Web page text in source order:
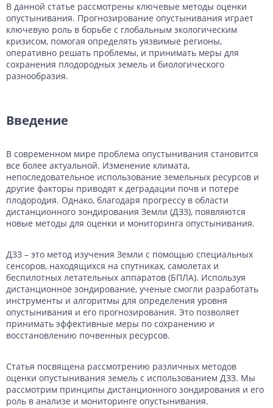
В данной статье рассмотрены ключевые методы оценки
опустынивания. Прогнозирование опустынивания играет
ключевую роль в борьбе с глобальным экологическим
кризисом, помогая определять уязвимые регионы,
оперативно решать проблемы, и принимать меры для
сохранения плодородных земель и биологического
разнообразия.
Введение
В современном мире проблема опустынивания становится
все более актуальной. Изменение климата,
непоследовательное использование земельных ресурсов и
другие факторы приводят к деградации почв и потере
плодородия. Однако, благодаря прогрессу в области
дистанционного зондирования Земли (ДЗЗ), появляются
новые методы для оценки и мониторинга опустынивания.
ДЗЗ – это метод изучения Земли с помощью специальных
сенсоров, находящихся на спутниках, самолетах и
беспилотных летательных аппаратов (БПЛА). Используя
дистанционное зондирование, ученые смогли разработать
инструменты и алгоритмы для определения уровня
опустынивания и его прогнозирования. Это позволяет
принимать эффективные меры по сохранению и
восстановлению почвенных ресурсов.
Статья посвящена рассмотрению различных методов
оценки опустынивания земель с использованием ДЗЗ. Мы
рассмотрим принципы дистанционного зондирования и его
роль в анализе и мониторинге опустынивания.